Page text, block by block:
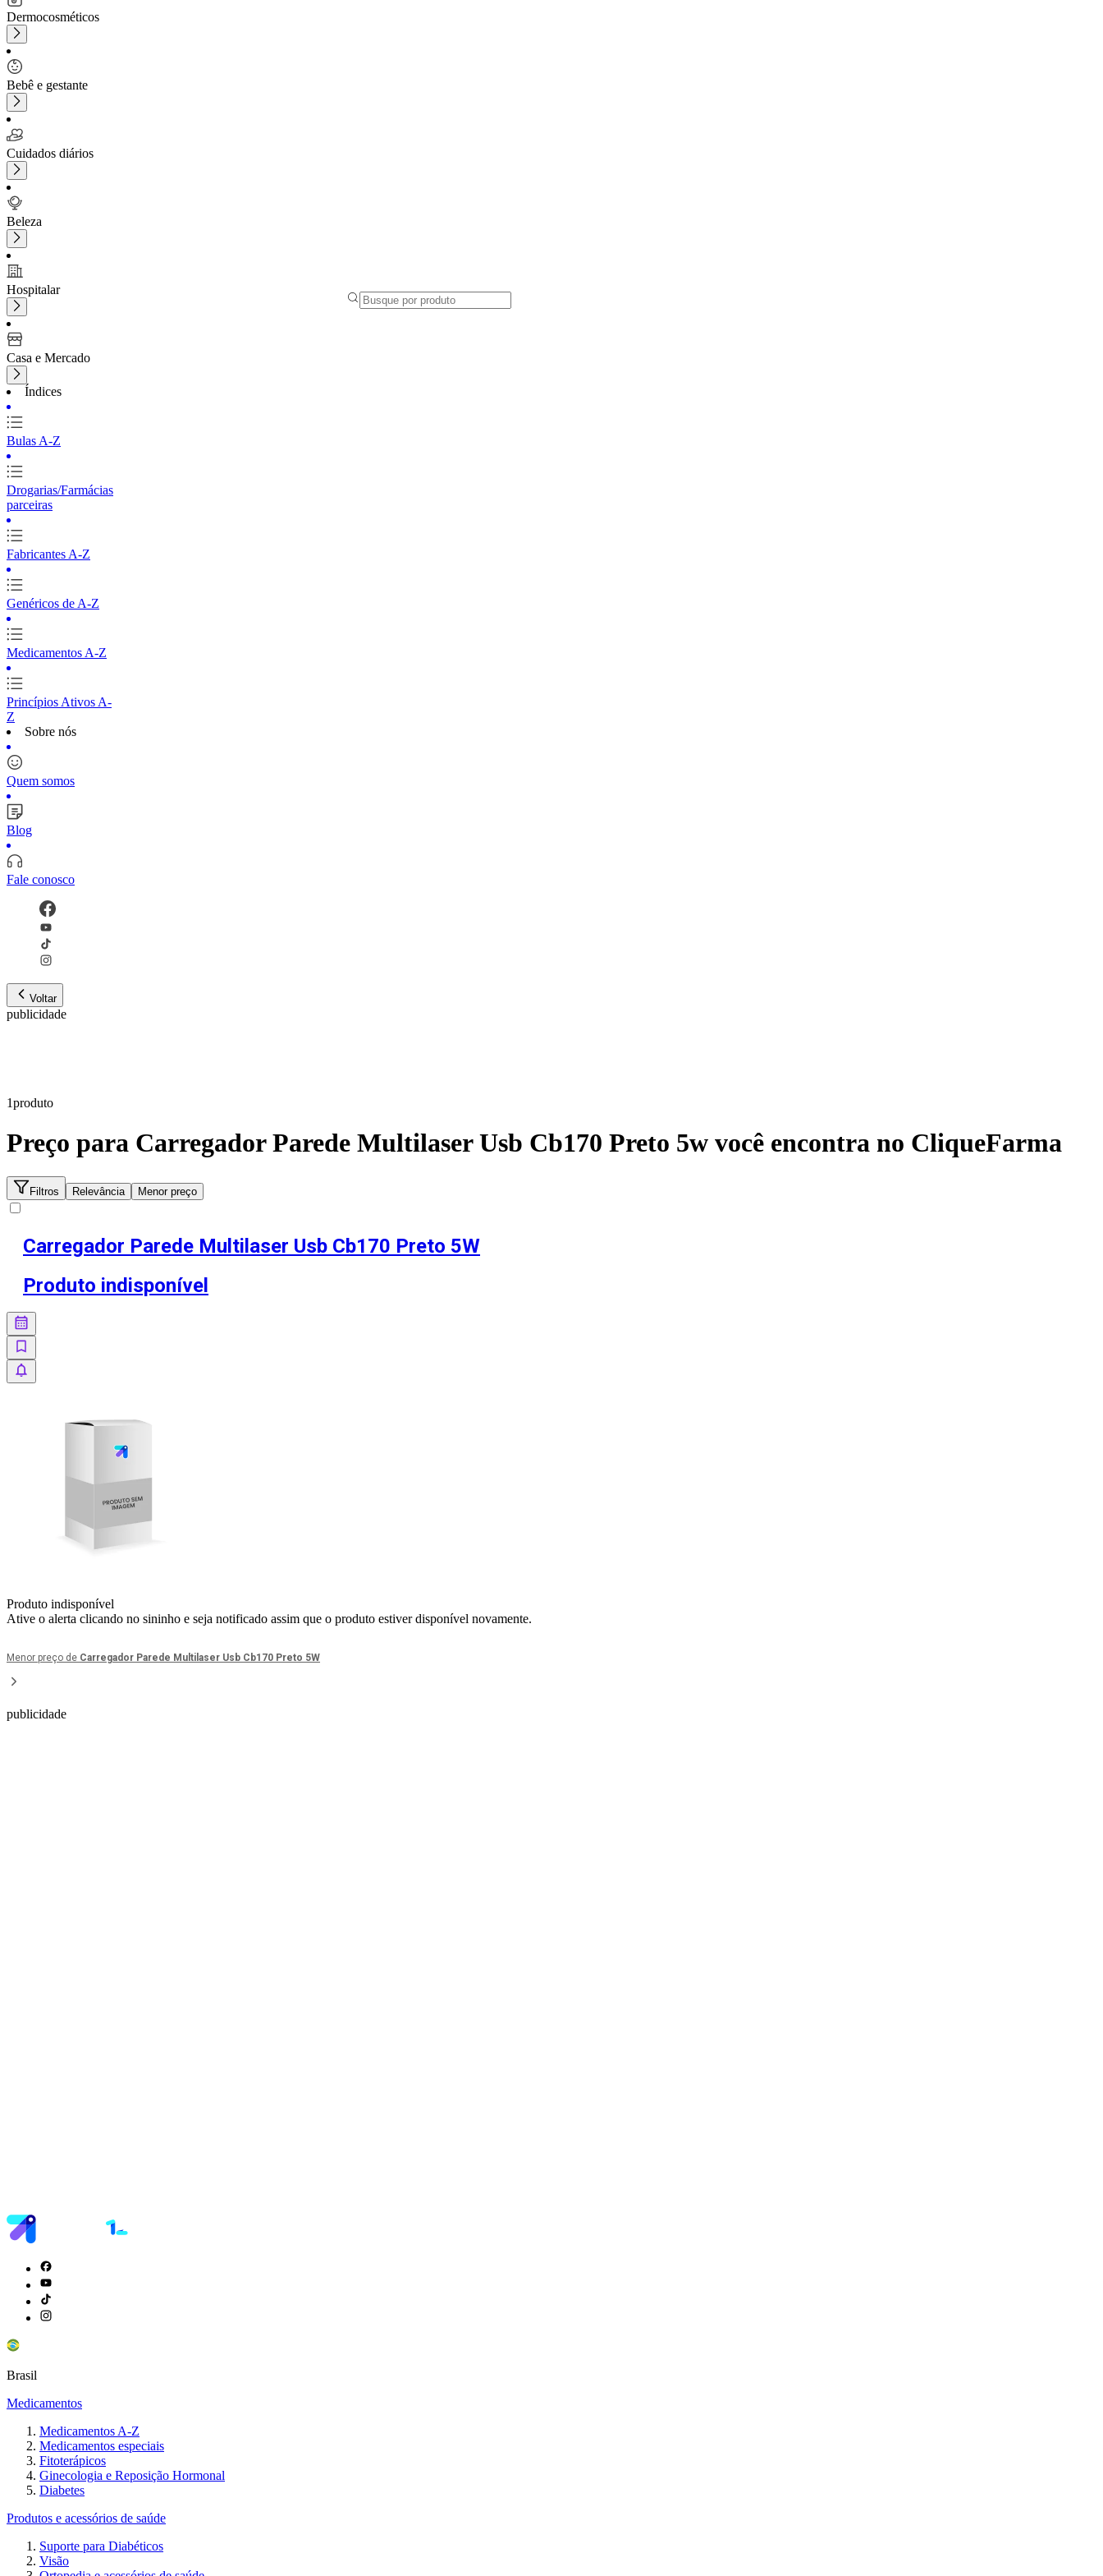
Dermocosméticos
Bebê e gestante
Cuidados diários
Beleza
Hospitalar
Casa e Mercado
Índices
Bulas A-Z
Drogarias/Farmácias
parceiras
Fabricantes A-Z
Genéricos de A-Z
Medicamentos A-Z
Princípios Ativos A-
Z
Sobre nós
Quem somos
Blog
Fale conosco
Voltar
publicidade
1produto
Preço para Carregador Parede Multilaser Usb Cb170 Preto 5w você encontra no CliqueFarma
Filtros Relevância Menor preço
Carregador Parede Multilaser Usb Cb170 Preto 5W
Produto indisponível
Produto indisponível
Ative o alerta clicando no sininho e seja notificado assim que o produto estiver disponível novamente.
Menor preço de Carregador Parede Multilaser Usb Cb170 Preto 5W
publicidade
Brasil
Medicamentos
Medicamentos A-Z
Medicamentos especiais
Fitoterápicos
Ginecologia e Reposição Hormonal
Diabetes
Produtos e acessórios de saúde
Suporte para Diabéticos
Visão